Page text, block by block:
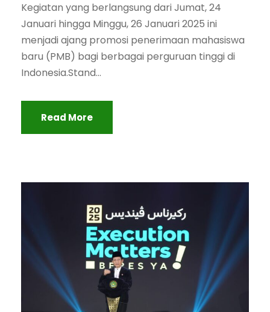
Kegiatan yang berlangsung dari Jumat, 24
Januari hingga Minggu, 26 Januari 2025 ini
menjadi ajang promosi penerimaan mahasiswa
baru (PMB) bagi berbagai perguruan tinggi di
Indonesia.Stand...
Read More